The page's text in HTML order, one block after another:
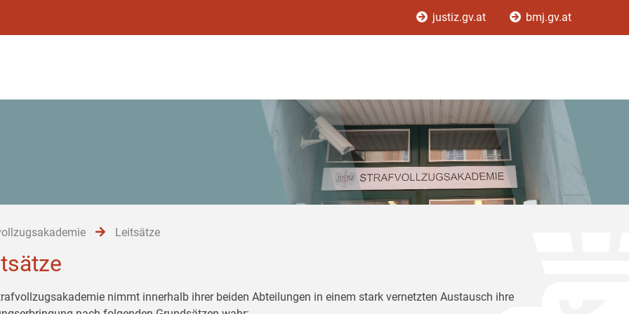
justiz.gv.at bmj.gv.at
Leitsätze
nimmt innerhalb ihrer beiden Abteilungen in einem stark vernetzten Austausch ihre